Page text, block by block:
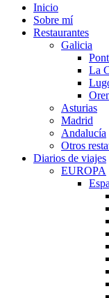
Inicio
Sobre mí
Restaurantes
Galicia
La
Asturias
Madrid
Andalucía
Otros
Diarios de viajes
EUROPA